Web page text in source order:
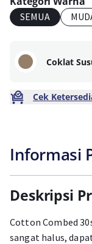
SEMUA
Coklat
Cek
Informasi
Deskripsi
Cotton Combed
sangat halus,